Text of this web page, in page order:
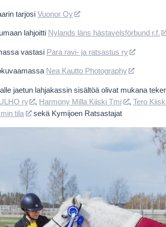
tarjosi Vuonor Oy
lahjoitti Nylands läns hästavelsförbund r.f.
vastasi Para ravi- ja ratsastus ry
Nea Kautto Photography
jaetun lahjakassin sisältöä olivat mukana
ry
, Harmony Milla Kiiski Tmi , Tero
tila sekä Kymijoen Ratsastajat